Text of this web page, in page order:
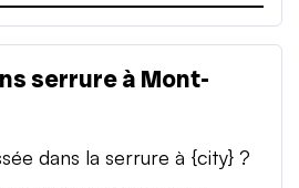
serrure à Mont-
dans la serrure à {city} ?